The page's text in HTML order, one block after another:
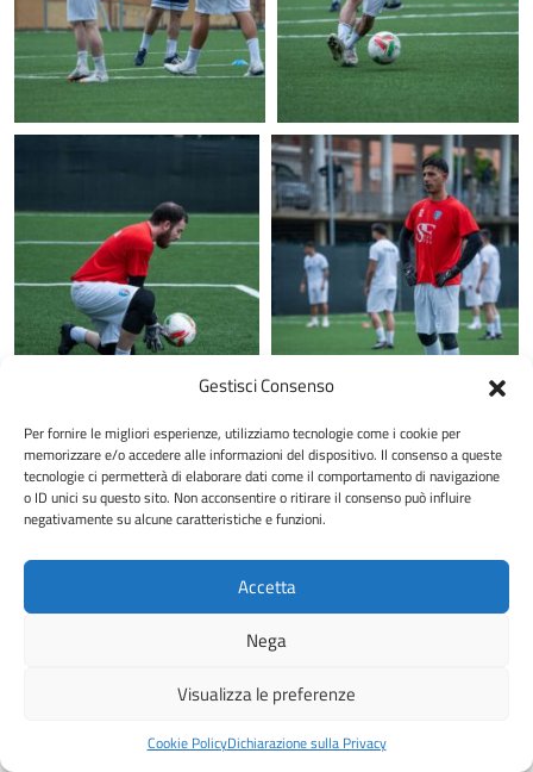
Gestisci Consenso
Per fornire le migliori esperienze, utilizziamo tecnologie come i cookie per
memorizzare e/o accedere alle informazioni del dispositivo. Il consenso a queste
tecnologie ci permetterà di elaborare dati come il comportamento di navigazione
o ID unici su questo sito. Non acconsentire o ritirare il consenso può influire
negativamente su alcune caratteristiche e funzioni.
Accetta
Nega
Visualizza le preferenze
Cookie PolicyDichiarazione sulla Privacy